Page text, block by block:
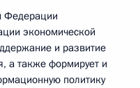
Федерации
экономической
и развитие
а также формирует и
политику